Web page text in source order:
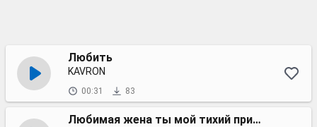
Любить
KAVRON
00:31 83
Любимая жена ты мой тихий причал,